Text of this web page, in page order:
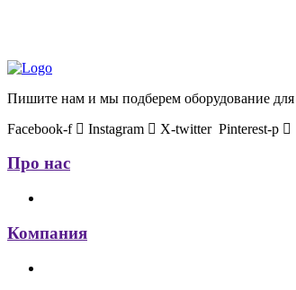
Пишите нам и мы подберем оборудование
Facebook-f
Instagram X-twitter Pinterest-p
Про нас
Компания